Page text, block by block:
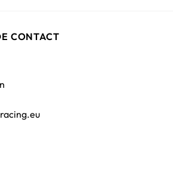
CONTACT